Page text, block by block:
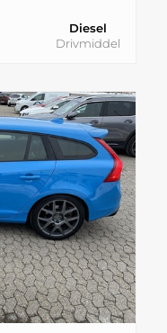
Diesel
Drivmiddel